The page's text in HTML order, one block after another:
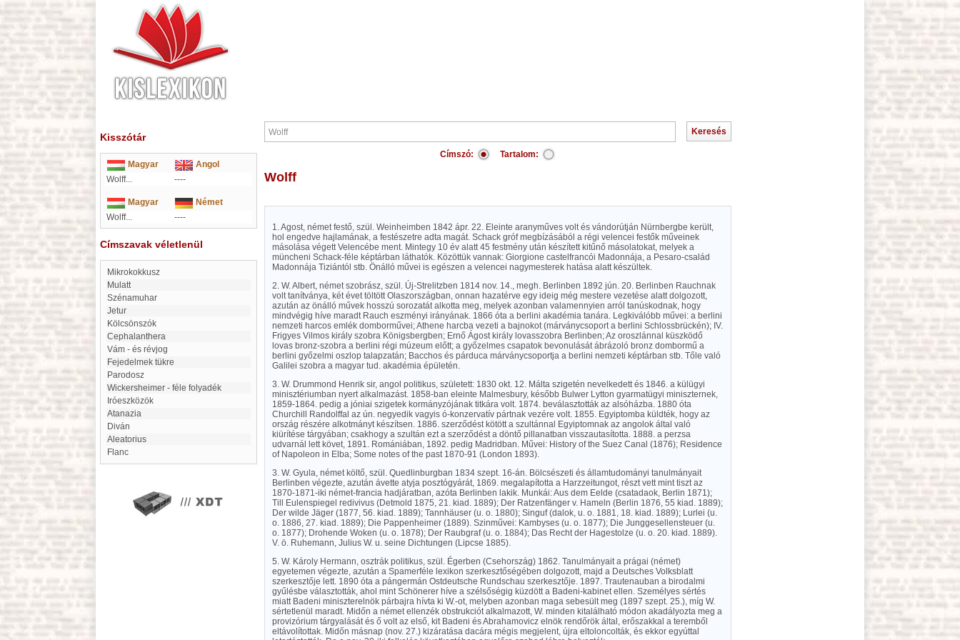
Kisszótár
Magyar
Angol
Wolff...
----
Magyar
Német
Wolff...
----
Címszavak véletlenül
Mikrokokkusz
Mulatt
Szénamuhar
Jetur
Kölcsönszók
Cephalanthera
Vám - és révjog
Fejedelmek tükre
Parodosz
Wickersheimer - féle folyadék
Iróeszközök
Atanazia
Diván
aleatorius
Flanc
Címszó: Tartalom:
Wolff
1. Agost, német festő, szül. Weinheimben 1842 ápr. 22. Eleinte aranyműves volt és vándorútján Nürnbergbe került,
hol engedve hajlamának, a festészetre adta magát. Schack gróf megbízásából a régi velencei festők műveinek
másolása végett Velencébe ment. Mintegy 10 év alatt 45 festmény után készített kitűnő másolatokat, melyek a
müncheni Schack-féle képtárban láthatók. Közöttük vannak: Giorgione castelfrancói Madonnája, a Pesaro-család
Madonnája Tiziántól stb. Önálló művei is egészen a velencei nagymesterek hatása alatt készültek.
2. W. Albert, német szobrász, szül. Új-Strelitzben 1814 nov. 14., megh. Berlinben 1892 jún. 20. Berlinben Rauchnak
volt tanítványa, két évet töltött Olaszországban, onnan hazatérve egy ideig még mestere vezetése alatt dolgozott,
azután az önálló művek hosszú sorozatát alkotta meg, melyek azonban valamennyien arról tanúskodnak, hogy
mindvégig híve maradt Rauch eszményi irányának. 1866 óta a berlini akadémia tanára. Legkiválóbb művei: a berlini
nemzeti harcos emlék domborművei; Athene harcba vezeti a bajnokot (márványcsoport a berlini Schlossbrückén); IV.
Frigyes Vilmos király szobra Königsbergben; Ernő Ágost király lovasszobra Berlinben; Az oroszlánnal küszködő
lovas bronz-szobra a berlini régi múzeum előtt; a győzelmes csapatok bevonulását ábrázoló bronz dombormű a
berlini győzelmi oszlop talapzatán; Bacchos és párduca márványcsoportja a berlini nemzeti képtárban stb. Tőle való
Galilei szobra a magyar tud. akadémia épületén.
3. W. Drummond Henrik sir, angol politikus, született: 1830 okt. 12. Málta szigetén nevelkedett és 1846. a külügyi
minisztériumban nyert alkalmazást. 1858-ban eleinte Malmesbury, később Bulwer Lytton gyarmatügyi miniszternek,
1859-1864. pedig a jóniai szigetek kormányzójának titkára volt. 1874. beválasztották az alsóházba. 1880 óta
Churchill Randolffal az ún. negyedik vagyis ó-konzervatív pártnak vezére volt. 1855. Egyiptomba küldték, hogy az
ország részére alkotmányt készítsen. 1886. szerződést kötött a szultánnal Egyiptomnak az angolok által való
kiürítése tárgyában; csakhogy a szultán ezt a szerződést a döntő pillanatban visszautasította. 1888. a perzsa
udvarnál lett követ, 1891. Romániában, 1892. pedig Madridban. Művei: History of the Suez Canal (1876); Residence
of Napoleon in Elba; Some notes of the past 1870-91 (London 1893).
3. W. Gyula, német költő, szül. Quedlinburgban 1834 szept. 16-án. Bölcsészeti és államtudományi tanulmányait
Berlinben végezte, azután ávette atyja posztógyárát, 1869. megalapította a Harzzeitungot, részt vett mint tiszt az
1870-1871-iki német-francia hadjáratban, azóta Berlinben lakik. Munkái: Aus dem Eelde (csatadaok, Berlin 1871);
Till Eulenspiegel redivivus (Detmold 1875, 21. kiad. 1889); Der Ratzenfänger v. Hameln (Berlin 1876, 55 kiad. 1889);
Der wilde Jäger (1877, 56. kiad. 1889); Tannhäuser (u. o. 1880); Singuf (dalok, u. o. 1881, 18. kiad. 1889); Lurlei (u.
o. 1886, 27. kiad. 1889); Die Pappenheimer (1889). Szinművei: Kambyses (u. o. 1877); Die Junggesellensteuer (u.
o. 1877); Drohende Woken (u. o. 1878); Der Raubgraf (u. o. 1884); Das Recht der Hagestolze (u. o. 20. kiad. 1889).
V. ö. Ruhemann, Julius W. u. seine Dichtungen (Lipcse 1885).
5. W. Károly Hermann, osztrák politikus, szül. Égerben (Csehország) 1862. Tanulmányait a prágai (német)
egyetemen végezte, azután a Spamerféle lexikon szerkesztőségében dolgozott, majd a Deutsches Volksblatt
szerkesztője lett. 1890 óta a pángermán Ostdeutsche Rundschau szerkesztője. 1897. Trautenauban a birodalmi
gyűlésbe választották, ahol mint Schönerer híve a szélsőségig küzdött a Badeni-kabinet ellen. Személyes sértés
miatt Badeni miniszterelnök párbajra hívta ki W.-ot, melyben azonban maga sebesült meg (1897 szept. 25.), míg W.
sértetlenül maradt. Midőn a német ellenzék obstrukciót alkalmazott, W. minden kitalálható módon akadályozta meg a
provizórium tárgyalását és ő volt az első, kit Badeni és Abrahamovicz elnök rendőrök által, erőszakkal a teremből
eltávolítottak. Midőn másnap (nov. 27.) kizáratása dacára mégis megjelent, újra eltoloncolták, és ekkor egyúttal